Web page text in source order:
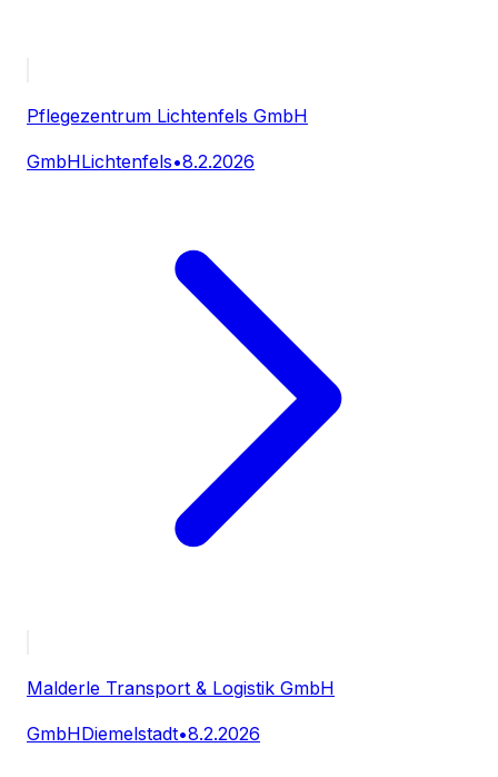
Pflegezentrum Lichtenfels GmbH
GmbHLichtenfels•8.2.2026
Malderle Transport & Logistik GmbH
GmbHDiemelstadt•8.2.2026